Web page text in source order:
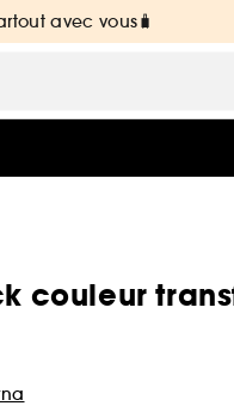
avec vous🧳
couleur